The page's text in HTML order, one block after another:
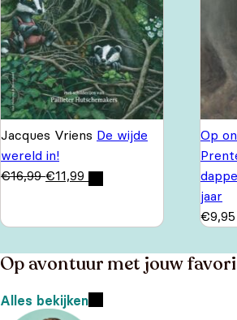
Jacques Vriens De wijde
wereld in!
€16,99 €11,99
Op
jaar
€9,95
Op avontuur met jouw
Alles bekijken